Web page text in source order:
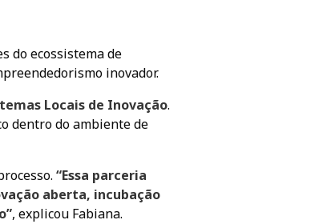
do ecossistema de
inovador.
Locais de Inovação.
dentro do ambiente de
“Essa parceria
aberta, incubação
, explicou Fabiana.